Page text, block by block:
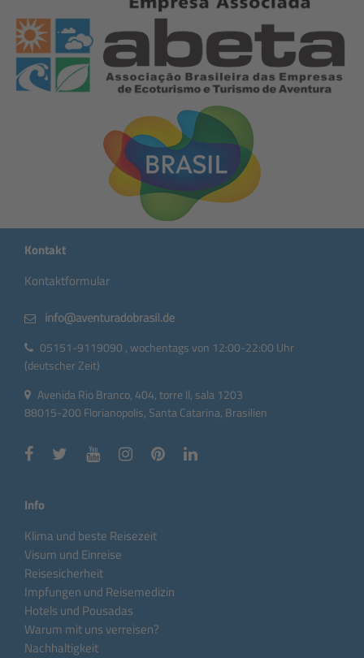
Kontakt
Kontaktformular
05151-9119090 , wochentags von 12:00-22:00 Uhr
(deutscher Zeit)
Avenida Rio Branco, 404, torre II, sala 1203
88015-200 Florianopolis, Santa Catarina, Brasilien
Info
Klima und beste Reisezeit
Visum und Einreise
Reisesicherheit
Impfungen und Reisemedizin
Hotels und Pousadas
Warum mit uns verreisen?
Nachhaltigkeit